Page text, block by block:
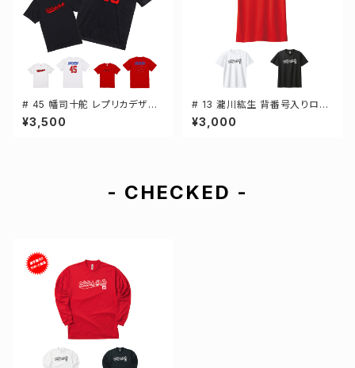
# 45 幡司十舵 レプリカデザイ
ン 3カラー 選手還元 半袖Tシャ
ツ S-XXXLサイズ 500101
¥3,500
# 13 瀧川紘生 背番号入りロゴ
ドライTシャツ 半袖 選手還元 3
カラー S-5Lサイズ 000300
¥3,000
- CHECKED -